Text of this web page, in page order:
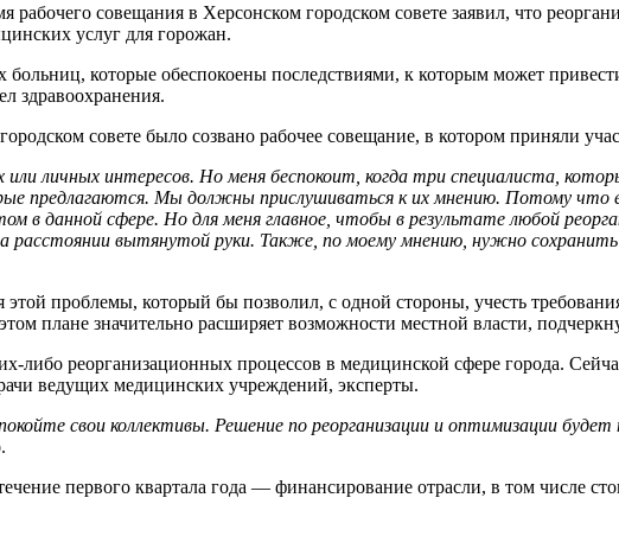
совещания в Херсонском городском совете заявил, что
услуг для горожан.
больниц, которые обеспокоены последствиями, к которым может
здравоохранения.
совете было созвано рабочее совещание, в котором приняли
или личных интересов. Но меня беспокоит, когда три специалиста,
предлагаются. Мы должны прислушиваться к их мнению. Потому что
в данной сфере. Но для меня главное, чтобы в результате любой
вытянутой руки. Также, по моему мнению, нужно сохранить
проблемы, который бы позволил, с одной стороны, учесть
плане значительно расширяет возможности местной власти,
реорганизационных процессов в медицинской сфере города.
ведущих медицинских учреждений, эксперты.
свои коллективы. Решение по реорганизации и оптимизации будет
первого квартала года — финансирование отрасли, в том числе